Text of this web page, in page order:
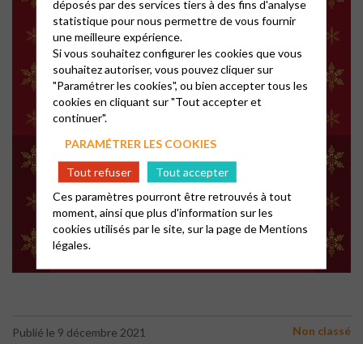
Publié le 9 décembre 2021
Non classé
déposés par des services tiers à des fins d'analyse
statistique pour nous permettre de vous fournir
une meilleure expérience.
Si vous souhaitez configurer les cookies que vous
souhaitez autoriser, vous pouvez cliquer sur
"Paramétrer les cookies", ou bien accepter tous les
cookies en cliquant sur "Tout accepter et
continuer".
PARAMÉTRER LES COOKIES
Tout refuser
Tout accepter
Ces paramètres pourront être retrouvés à tout
moment, ainsi que plus d'information sur les
cookies utilisés par le site, sur la page deMentions
légales.